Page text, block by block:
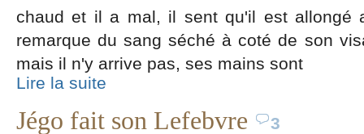
chaud et il a mal, il sent qu'il est allongé
remarque du sang séché à coté de son
mais il n'y arrive pas, ses mains sont
Lire la suite
Jégo fait son Lefebvre 3